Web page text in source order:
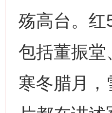
殇高台。红
包括董振堂
寒冬腊月